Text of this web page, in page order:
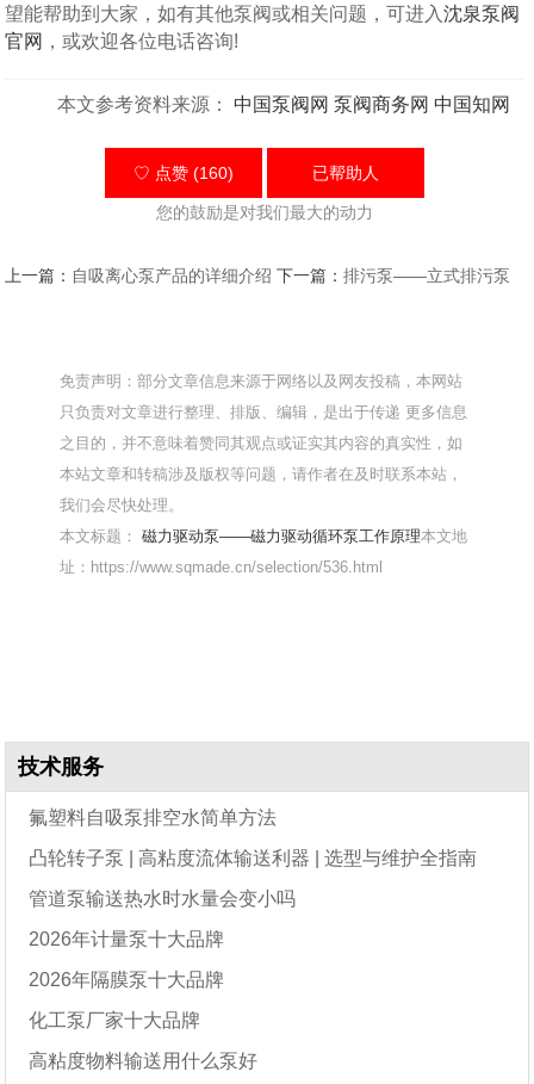
望能帮助到大家，如有其他泵阀或相关问题，可进入沈泉泵阀
官网 ，或欢迎各位电话咨询!
本文参考资料来源： 中国泵阀网 泵阀商务网 中国知网
♡ 点赞 (160) 已帮助 人
您的鼓励是对我们最大的动力
上一篇： 自吸离心泵产品的详细介绍 下一篇：排污泵——立式排污泵
免责声明：部分文章信息来源于网络以及网友投稿，本网站
只负责对文章进行整理、排版、编辑，是出于传递 更多信息
之目的，并不意味着赞同其观点或证实其内容的真实性，如
本站文章和转稿涉及版权等问题，请作者在及时联系本站，
我们会尽快处理。
本文标题：磁力驱动泵——磁力驱动循环泵工作原理本文地
址：https://www.sqmade.cn/selection/536.html
技术服务
氟塑料自吸泵排空水简单方法
凸轮转子泵 | 高粘度流体输送利器 | 选型与维护全指南
管道泵输送热水时水量会变小吗
2026年计量泵十大品牌
2026年隔膜泵十大品牌
化工泵厂家十大品牌
高粘度物料输送用什么泵好